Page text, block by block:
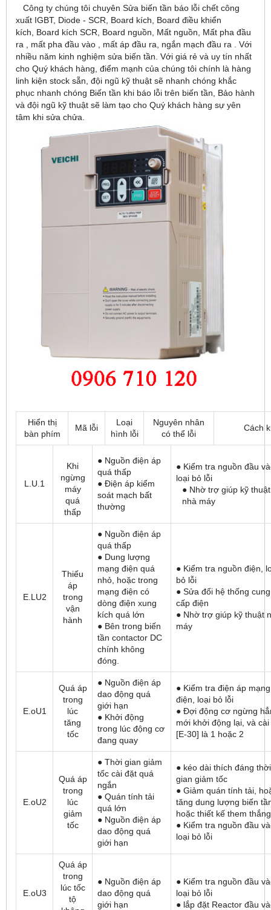
Công ty chúng tôi chuyên Sửa biến tần báo lỗi chết công
xuất IGBT, Diode - SCR, Board kích, Board điều khiển
kích, Board kích SCR, Board nguồn, Mất nguồn, Mất pha đầu
ra , mất pha đầu vào , mất áp đầu ra, ngắn mạch đầu ra . Với
nhiều năm kinh nghiệm sửa biến tần. Với giá rẻ và uy tín nhất
cho Quý khách hàng, điểm mạnh của chúng tôi chính là hàng
linh kiện stock sẵn, đội ngũ kỹ thuật sẽ nhanh chóng khắc
phục nhanh chóng Biến tần khi báo lỗi trên biến tần, Bảo hành
và đội ngũ kỹ thuật sẽ làm tạo cho Quý khách hàng sự yên
tâm khi sửa chửa.
Hiển thị
bàn phím
Mã lỗi
Loại
hình lỗi
Nguyên nhân
có thể lỗi
Cách
L.U.1
Khi
ngừng
máy
quá
thấp
● Nguồn điện áp
quá thấp
● Điện áp kiểm
soát mạch bất
thường
● Kiểm tra nguồn đầu
loại bỏ lỗi
● Nhờ trợ giúp kỹ thuật
nhà máy
E.LU2
Thiếu
áp
trong
vận
hành
● Nguồn điện áp
quá thấp
● Dung lượng
mạng điện quá
nhỏ, hoặc trong
mạng điện có
dòng điện xung
kích quá lớn
● Bên trong biến
tần contactor DC
chính không
đóng.
● Kiểm tra nguồn điện,
bỏ lỗi
● Sửa đổi hệ thống cung
cấp điện
● Nhờ trợ giúp kỹ thuật
máy
E.oU1
Quá áp
trong
lúc
tăng
tốc
● Nguồn điện áp
dao động quá
giới hạn
● Khởi động
trong lúc động cơ
đang quay
● Kiểm tra điện áp mạng
điện, loại bỏ lỗi
● Đợi động cơ ngừng
mới khởi động lại, và cài
[E-30] là 1 hoặc 2
E.oU2
Quá áp
trong
lúc
giảm
tốc
● Thời gian giảm
tốc cài đặt quá
ngắn
● Quán tính tải
quá lớn
● Nguồn điện áp
dao động quá
giới hạn
● kéo dài thích đáng thời
gian giảm tốc
● Giảm quán tính tải,
tăng dung lượng biến
hoặc thiết kế them thắng
● Kiểm tra nguồn đầu
loại bỏ lỗi
E.oU3
Quá áp
trong
lúc tốc
tộ
● Nguồn điện áp
dao động quá
giới hạn
● Kiểm tra nguồn đầu
loại bỏ lỗi
● lắp đặt Reactor đầu